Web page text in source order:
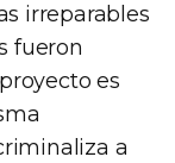
irreparables
fueron
es
a